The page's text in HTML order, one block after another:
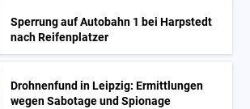
Sperrung auf Autobahn 1 bei Harpstedt
nach Reifenplatzer
Drohnenfund in Leipzig: Ermittlungen
wegen Sabotage und Spionage